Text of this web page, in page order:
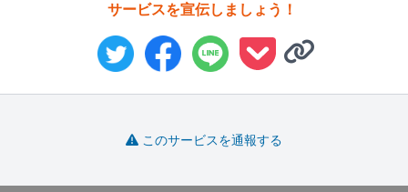
サービスを宣伝しましょう！
このサービスを通報する